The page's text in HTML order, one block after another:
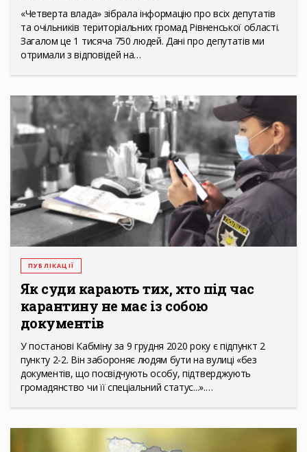
«Четверта влада» зібрала інформацію про всіх депутатів
та очільників територіальних громад Рівненської області.
Загалом це 1 тисяча 750 людей. Дані про депутатів ми
отримали з відповідей на…
ПУБЛІКАЦІЇ
Як суди карають тих, хто під час
карантину не має із собою
документів
У постанові Кабміну за 9 грудня 2020 року є підпункт 2
пункту 2-2. Він забороняє людям бути на вулиці «без
документів, що посвідчують особу, підтверджують
громадянство чи її спеціальний статус...».…